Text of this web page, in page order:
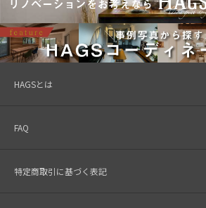
HAGSとは
FAQ
特定商取引に基づく表記